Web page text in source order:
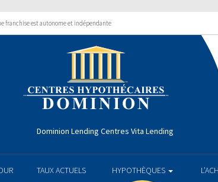
franchise est autonome et indépendante
Dominion Lending Centres Vita Lending
TAUX ACTUELS HYPOTHÈQUES